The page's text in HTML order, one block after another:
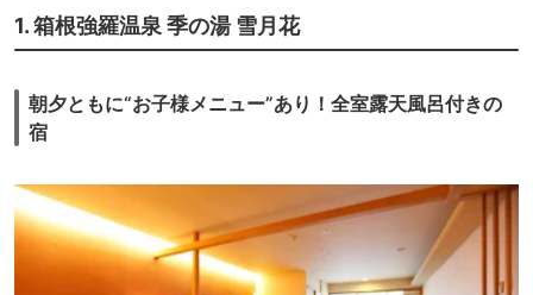
1. 箱根強羅温泉 季の湯 雪月花
朝夕ともに“お子様メニュー”あり！全室露天風呂付きの
宿